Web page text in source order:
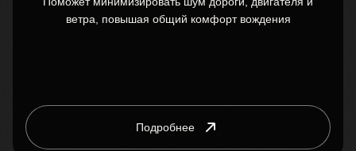
ветра, повышая общий комфорт вождения
Подробнее